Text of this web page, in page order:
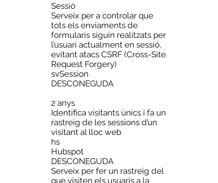
Sessió
Serveix per a controlar que
tots els enviaments de
formularis siguin realitzats per
l’usuari actualment en sessió,
evitant atacs CSRF (Cross-Site
Request Forgery)
svSession
DESCONEGUDA
2 anys
Identifica visitants únics i fa un
rastreig de les sessions d’un
visitant al lloc web
hs
Hubspot
DESCONEGUDA
Serveix per fer un rastreig del
que visiten els usuaris a la